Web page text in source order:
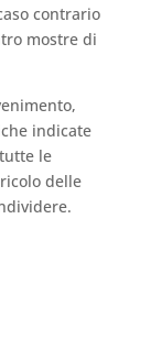
contrario
mostre di
indicate
le
delle